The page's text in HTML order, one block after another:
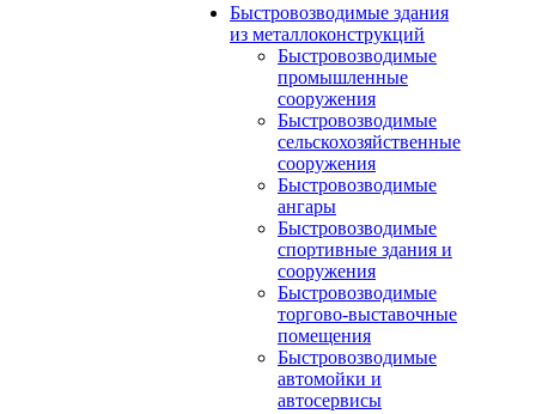
Быстровозводимые здания
из металлоконструкций
Быстровозводимые
промышленные
сооружения
Быстровозводимые
сельскохозяйственные
сооружения
Быстровозводимые
ангары
Быстровозводимые
спортивные здания и
сооружения
Быстровозводимые
торгово-выставочные
помещения
Быстровозводимые
автомойки и
автосервисы